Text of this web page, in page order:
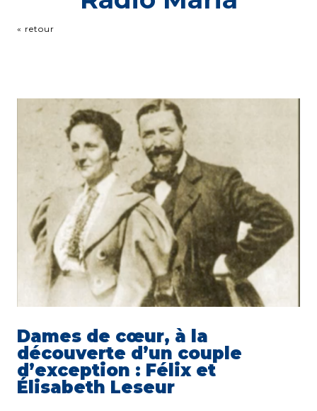
« retour
Dames de cœur, à la
découverte d’un couple
d’exception : Félix et
Élisabeth Leseur